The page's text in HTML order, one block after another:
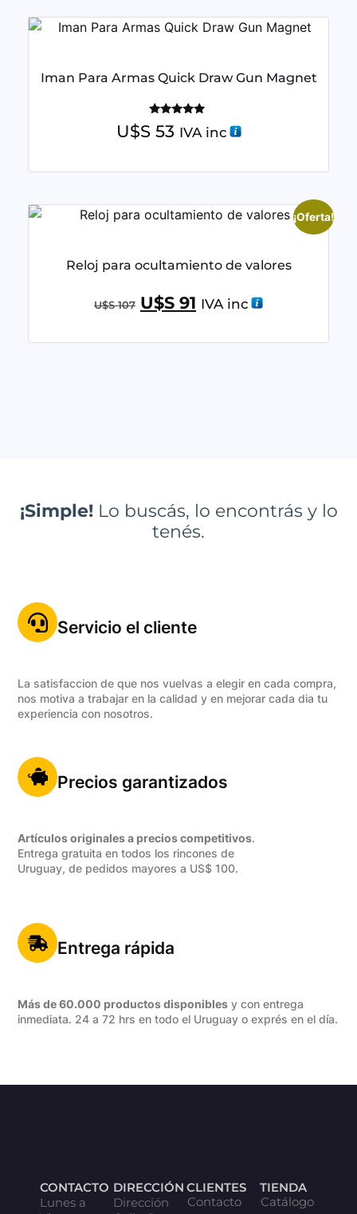
Iman Para Armas Quick Draw Gun Magnet
Valorado
con
U$S53 IVA inc
¡Oferta!
Reloj para ocultamiento de valores
U$S107 U$S 91 IVA inc
¡Simple!Lo buscás, lo encontrás y lo
tenés.
Servicio el cliente
La satisfaccion de que nos vuelvas a elegir en cada compra,
nos motiva a trabajar en la calidad y en mejorar cada dia tu
experiencia con nosotros.
Precios garantizados
Artículos originales a precios competitivos.
Entrega gratuita en todos los rincones de
Uruguay, de pedidos mayores a US$ 100.
Entrega rápida
Más de 60.000 productos disponibles y con entrega
inmediata. 24 a 72 hrs en todo el Uruguay o exprés en el día.
CONTACTO
Lunes a
DIRECCIÓN
Dirección
CLIENTES
Contacto
TIENDA
Catálogo